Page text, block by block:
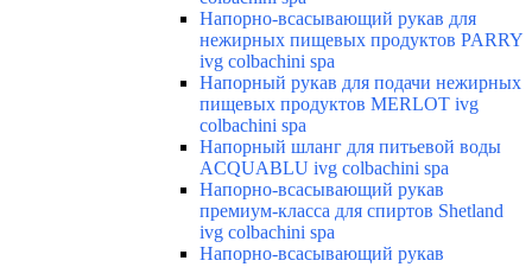
Напорно-всасывающий рукав для
нежирных пищевых продуктов PARRY
ivg colbachini spa
Напорный рукав для подачи нежирных
пищевых продуктов MERLOT ivg
colbachini spa
Напорный шланг для питьевой воды
ACQUABLU ivg colbachini spa
Напорно-всасывающий рукав
премиум-класса для спиртов Shetland
ivg colbachini spa
Напорно-всасывающий рукав